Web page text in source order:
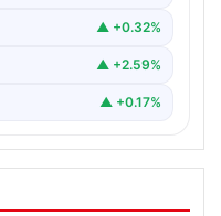
▲ +0.32%
▲ +2.59%
▲ +0.17%